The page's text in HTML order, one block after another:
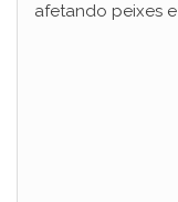
afetando peixes